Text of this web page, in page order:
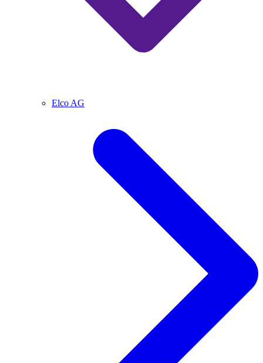
Elco AG